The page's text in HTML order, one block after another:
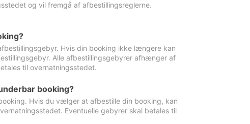
og vil fremgå af afbestillingsreglerne.
Hvis din booking ikke længere kan
Alle afbestillingsgebyrer afhænger af
til overnatningsstedet.
booking?
Hvis du vælger at afbestille din booking, kan
Eventuelle gebyrer skal betales til